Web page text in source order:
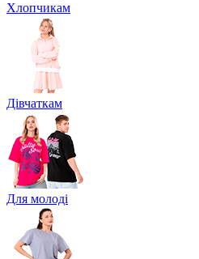
Хлопчикам
Дівчаткам
Для молоді